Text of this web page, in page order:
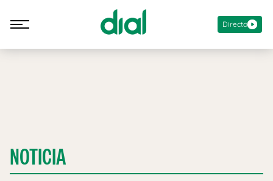
Directo
NOTICIA